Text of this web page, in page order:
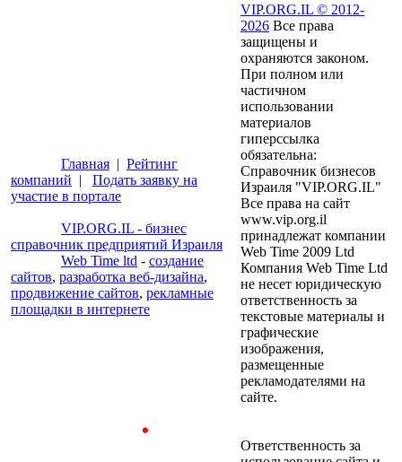
Главная | Рейтинг
компаний | Подать заявку на
участие в портале
VIP.ORG.IL - бизнес
справочник предприятий Израиля
Web Time ltd - создание
сайтов, разработка веб-дизайна,
продвижение сайтов, рекламные
площадки в интернете
VIP.ORG.IL © 2012-
2026 Все права
защищены и
охраняются законом.
При полном или
частичном
использовании
материалов
гиперссылка
обязательна:
Справочник бизнесов
Израиля "VIP.ORG.IL"
Все права на сайт
www.vip.org.il
принадлежат компании
Web Time 2009 Ltd
Компания Web Time Ltd
не несет юридическую
ответственность за
текстовые материалы и
графические
изображения,
размещенные
рекламодателями на
сайте.
Ответственность за